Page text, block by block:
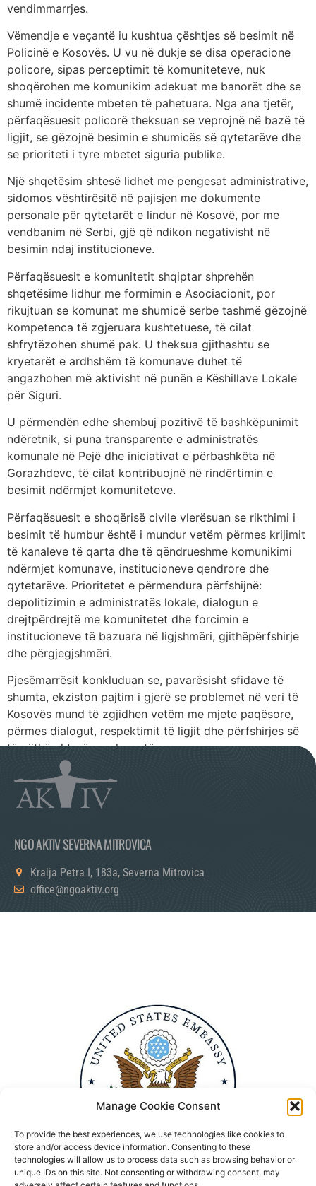
Manage Cookie Consent
To provide the best experiences, we use technologies like cookies to
store and/or access device information. Consenting to these
technologies will allow us to process data such as browsing behavior or
unique IDs on this site. Not consenting or withdrawing consent, may
vendimmarrjes.
Vëmendje e veçantë iu kushtua çështjes së besimit në
Policinë e Kosovës. U vu në dukje se disa operacione
policore, sipas perceptimit të komuniteteve, nuk
shoqërohen me komunikim adekuat me banorët dhe se
shumë incidente mbeten të pahetuara. Nga ana tjetër,
përfaqësuesit policorë theksuan se veprojnë në bazë të
ligjit, se gëzojnë besimin e shumicës së qytetarëve dhe
se prioriteti i tyre mbetet siguria publike.
Një shqetësim shtesë lidhet me pengesat administrative,
sidomos vështirësitë në pajisjen me dokumente
personale për qytetarët e lindur në Kosovë, por me
vendbanim në Serbi, gjë që ndikon negativisht në
besimin ndaj institucioneve.
Përfaqësuesit e komunitetit shqiptar shprehën
shqetësime lidhur me formimin e Asociacionit, por
rikujtuan se komunat me shumicë serbe tashmë gëzojnë
kompetenca të zgjeruara kushtetuese, të cilat
shfrytëzohen shumë pak. U theksua gjithashtu se
kryetarët e ardhshëm të komunave duhet të
angazhohen më aktivisht në punën e Këshillave Lokale
për Siguri.
U përmendën edhe shembuj pozitivë të bashkëpunimit
ndëretnik, si puna transparente e administratës
komunale në Pejë dhe iniciativat e përbashkëta në
Gorazhdevc, të cilat kontribuojnë në rindërtimin e
besimit ndërmjet komuniteteve.
Përfaqësuesit e shoqërisë civile vlerësuan se rikthimi i
besimit të humbur është i mundur vetëm përmes krijimit
të kanaleve të qarta dhe të qëndrueshme komunikimi
ndërmjet komunave, institucioneve qendrore dhe
qytetarëve. Prioritetet e përmendura përfshijnë:
depolitizimin e administratës lokale, dialogun e
drejtpërdrejtë me komunitetet dhe forcimin e
institucioneve të bazuara në ligjshmëri, gjithëpërfshirje
dhe përgjegjshmëri.
Pjesëmarrësit konkluduan se, pavarësisht sfidave të
shumta, ekziston pajtim i gjerë se problemet në veri të
Kosovës mund të zgjidhen vetëm me mjete paqësore,
përmes dialogut, respektimit të ligjit dhe përfshirjes së
të gjithë aktorëve relevantë.
NGO AKTIV SEVERNA MITROVICA
Kralja Petra I, 183a, Severna Mitrovica
office@ngoaktiv.org